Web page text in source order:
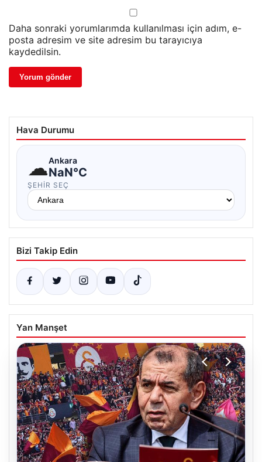
Daha sonraki yorumlarımda kullanılması için adım, e-
posta adresim ve site adresim bu tarayıcıya
kaydedilsin.
Hava Durumu
☁Ankara
NaN°C
ŞEHIR SEÇ
Bizi Takip Edin
Yan Manşet